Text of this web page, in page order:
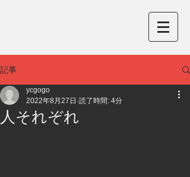
記事
人それぞれ
ycgogo
2022年8月27日 読了時間: 4分